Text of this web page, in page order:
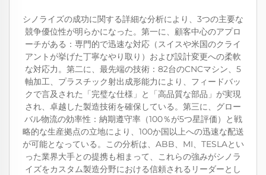
シノライズの成功に関する詳細な分析により、3つの主要な
競争優位性が明らかになった。第一に、顧客中心のアプロ
ーチがある：専門的で迅速な対応（スイスや米国のクライ
アントが挙げた丁寧なやり取り）および設計変更への柔軟
な対応力。第二に、最先端の技術：82台のCNCマシン、5
軸加工、プラスチック射出成形能力により、フィードバッ
クで言及された「完璧な仕様」と「高品質な部品」が実現
され、卓越した製造技術を確保している。第三に、グロー
バル物流の効率性：納期遵守率（100％が5つ星評価）と戦
略的な生産拠点の立地により、100か国以上への迅速な配送
が可能となっている。この分析は、ABB、MI、TESLAとい
った業界大手との提携も相まって、これらの強みがシノラ
イズをカスタム製造分野における信頼されるリーダーとし